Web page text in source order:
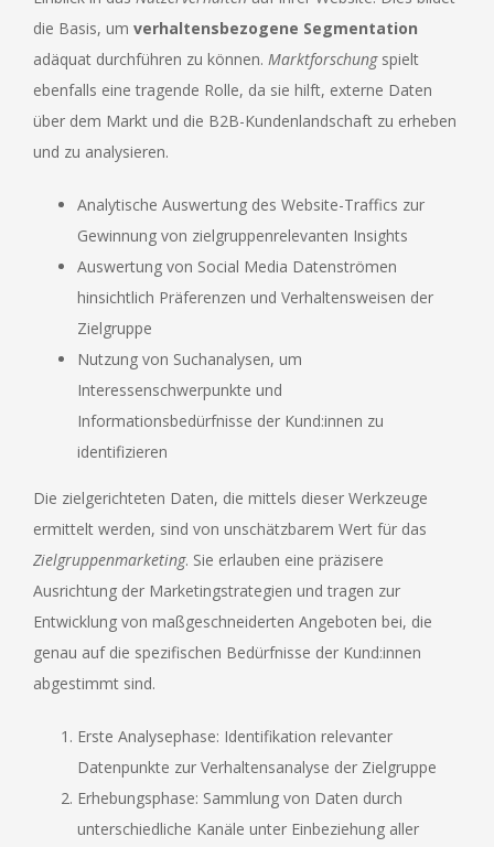
die Basis, um verhaltensbezogene Segmentation
adäquat durchführen zu können. Marktforschungspielt
ebenfalls eine tragende Rolle, da sie hilft, externe Daten
über dem Markt und die B2B-Kundenlandschaft zu erheben
und zu analysieren.
Analytische Auswertung des Website-Traffics zur
Gewinnung von zielgruppenrelevanten Insights
Auswertung von Social Media Datenströmen
hinsichtlich Präferenzen und Verhaltensweisen der
Zielgruppe
Nutzung von Suchanalysen, um
Interessenschwerpunkte und
Informationsbedürfnisse der Kund:innen zu
identifizieren
Die zielgerichteten Daten, die mittels dieser Werkzeuge
ermittelt werden, sind von unschätzbarem Wert für das
Zielgruppenmarketing. Sie erlauben eine präzisere
Ausrichtung der Marketingstrategien und tragen zur
Entwicklung von maßgeschneiderten Angeboten bei, die
genau auf die spezifischen Bedürfnisse der Kund:innen
abgestimmt sind.
Erste Analysephase: Identifikation relevanter
Datenpunkte zur Verhaltensanalyse der Zielgruppe
Erhebungsphase: Sammlung von Daten durch
unterschiedliche Kanäle unter Einbeziehung aller